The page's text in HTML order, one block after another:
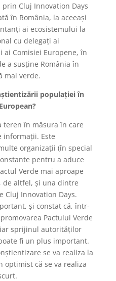
Cluj Innovation Days
în România, la aceeași
ai ecosistemului la
cu delegați ai
ai Comisiei Europene, în
a susține România în
mai verde.
populației în
teren în măsura în care
informații. Este
organizații (în special
pentru a aduce
Verde mai aproape
de altfel, și una dintre
Cluj Innovation Days.
și constat că, într-
Pactului Verde
sprijinul autorităților
fi un plus important.
se va realiza la
optimist că se va realiza